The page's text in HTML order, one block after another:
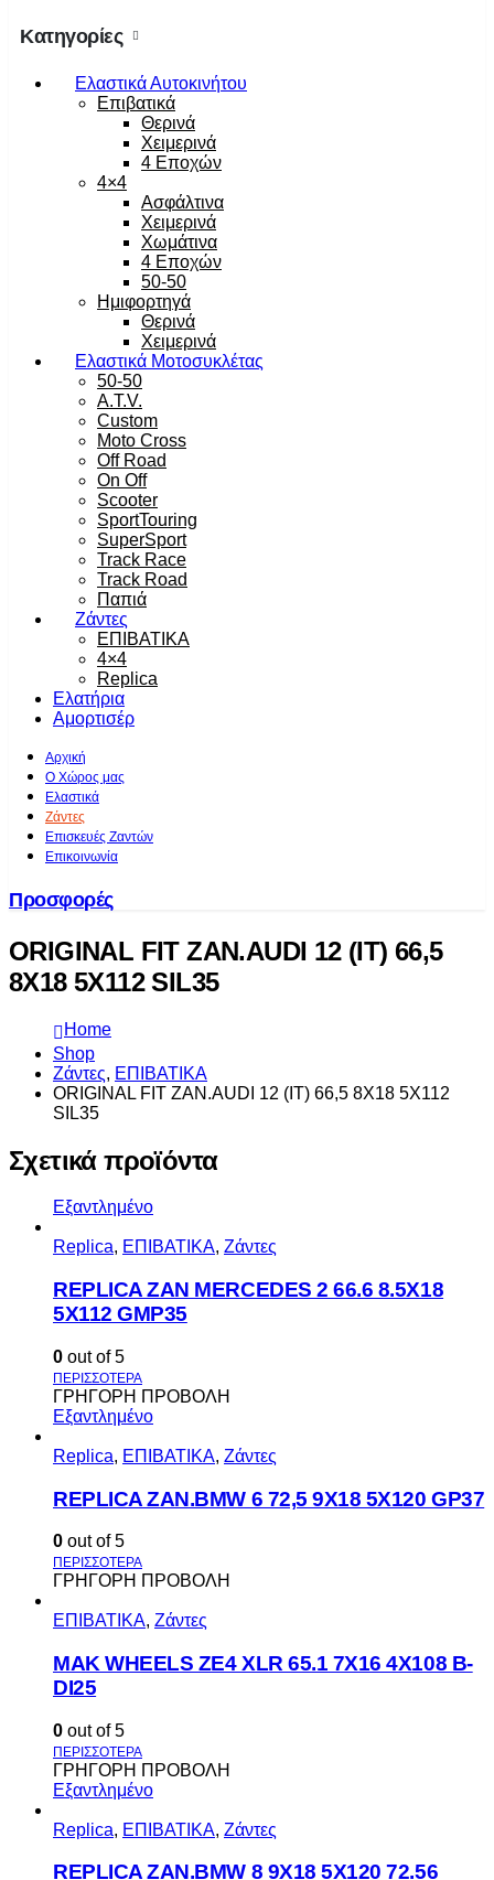
Κατηγορίες
Ελαστικά Αυτοκινήτου
Επιβατικά
Θερινά
Χειμερινά
4 Εποχών
4×4
Ασφάλτινα
Χειμερινά
Χωμάτινα
4 Εποχών
50-50
Ημιφορτηγά
Θερινά
Χειμερινά
Ελαστικά Μοτοσυκλέτας
50-50
A.T.V.
Custom
Moto Cross
Off Road
On Off
Scooter
SportTouring
SuperSport
Track Race
Track Road
Παπιά
Ζάντες
ΕΠΙΒΑΤΙΚΑ
4×4
Replica
Ελατήρια
Αμορτισέρ
Αρχική
Ο Χώρος μας
Ελαστικά
Ζάντες
Επισκευές Ζαντών
Επικοινωνία
Προσφορές
ORIGINAL FIT ZAN.AUDI 12 (IT) 66,5
8X18 5X112 SIL35
Home
Shop
Ζάντες, ΕΠΙΒΑΤΙΚΑ
ORIGINAL FIT ZAN.AUDI 12 (IT) 66,5 8X18 5X112
SIL35
Σχετικά προϊόντα
Εξαντλημένο
Replica, ΕΠΙΒΑΤΙΚΑ, Ζάντες
REPLICA ZAN MERCEDES 2 66.6 8.5X18
5X112 GMP35
0 out of 5
ΓΡΗΓΟΡΗ ΠΡΟΒΟΛΗ
Εξαντλημένο
Replica, ΕΠΙΒΑΤΙΚΑ, Ζάντες
REPLICA ZAN.BMW 6 72,5 9X18 5X120 GP37
0 out of 5
ΓΡΗΓΟΡΗ ΠΡΟΒΟΛΗ
ΕΠΙΒΑΤΙΚΑ, Ζάντες
MAK WHEELS ΖΕ4 XLR 65.1 7Χ16 4Χ108 Β-
DI25
0 out of 5
ΓΡΗΓΟΡΗ ΠΡΟΒΟΛΗ
Εξαντλημένο
Replica, ΕΠΙΒΑΤΙΚΑ, Ζάντες
REPLICA ZAN.BMW 8 9X18 5X120 72.56